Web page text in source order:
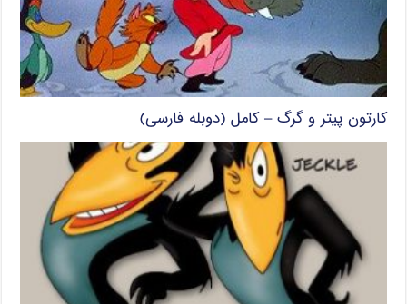
کارتون پیتر و گرگ – کامل (دوبله فارسی)